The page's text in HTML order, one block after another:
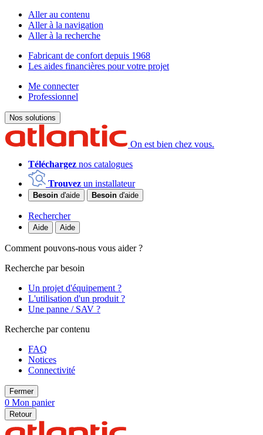
Aller au contenu
Aller à la navigation
Aller à la recherche
Fabricant de confort depuis 1968
Les aides financières pour votre projet
Me connecter
Professionnel
Nos solutions
On est bien chez vous.
Téléchargez nos catalogues
Trouvez un installateur
Besoin d'aide Besoin d'aide
Rechercher
Aide Aide
Comment pouvons-nous vous aider ?
Recherche par besoin
Un projet d'équipement ?
L'utilisation d'un produit ?
Une panne / SAV ?
Recherche par contenu
FAQ
Notices
Connectivité
Fermer
0 Mon panier
Retour